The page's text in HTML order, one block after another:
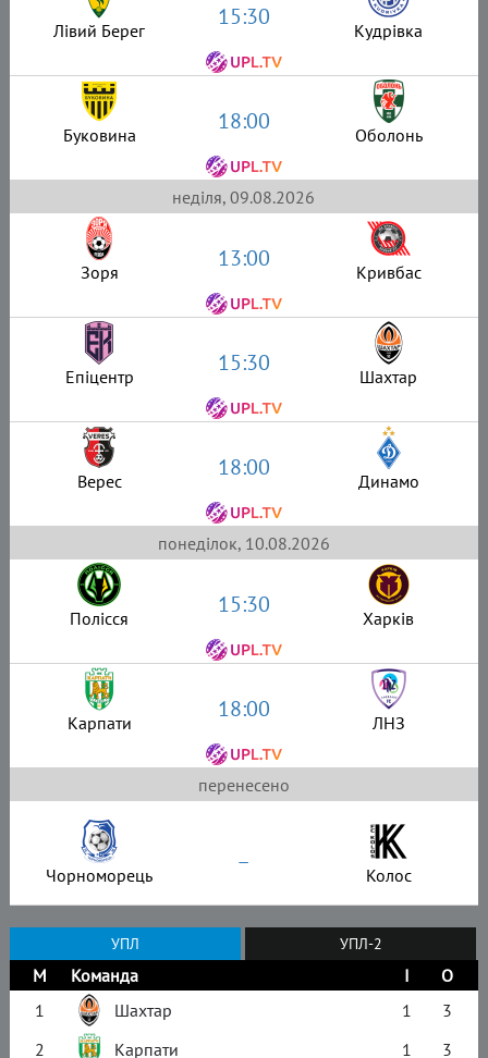
Лівий Берег 15:30 Кудрівка
Буковина 18:00 Оболонь
неділя, 09.08.2026
Зоря 13:00 Кривбас
Епіцентр 15:30 Шахтар
Верес 18:00 Динамо
понеділок, 10.08.2026
Полісся 15:30 Харків
Карпати 18:00 ЛНЗ
перенесено
Чорноморець – Колос
УПЛ УПЛ-2
М Команда І
О
1
Шахтар 1
3
2
Карпати 1
3